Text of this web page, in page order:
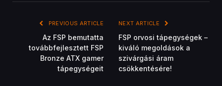
PREVIOUS ARTICLE
Az FSP bemutatta
továbbfejlesztett FSP
Bronze ATX gamer
tápegységeit
NEXT ARTICLE
FSP orvosi tápegységek –
kiváló megoldások a
szivárgási áram
csökkentésére!